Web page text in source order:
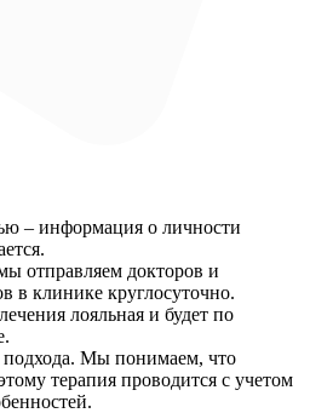
– информация о личности
отправляем докторов и
в клинике круглосуточно.
лояльная и будет по
Мы понимаем, что
терапия проводится с учетом